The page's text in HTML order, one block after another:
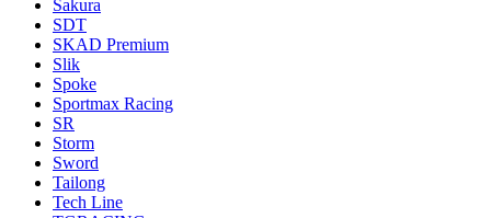
Sakura
SDT
SKAD Premium
Slik
Spoke
Sportmax Racing
SR
Storm
Sword
Tailong
Tech Line